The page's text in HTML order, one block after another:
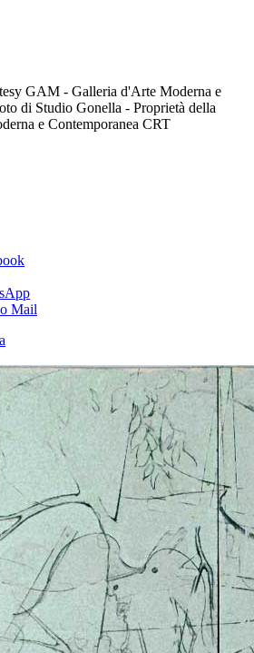
GAM - Galleria d'Arte Moderna e
di Studio Gonella - Proprietà della
e Contemporanea CRT
Mail